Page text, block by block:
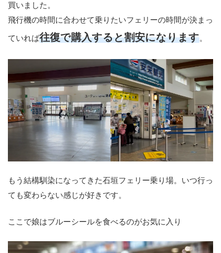
買いました。
飛行機の時間に合わせて乗りたいフェリーの時間が決まっ
ていれば往復で購入すると割安になります。
もう結構馴染になってきた石垣フェリー乗り場。いつ行っ
ても変わらない感じが好きです。
ここで娘はブルーシールを食べるのがお気に入り